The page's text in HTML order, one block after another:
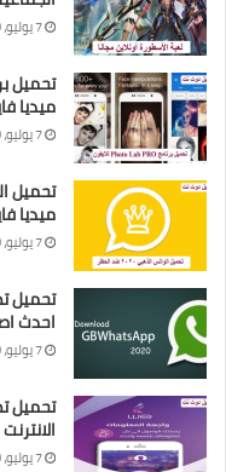
7 يوليو، 2020
ميديا
7 يوليو، 2020
ميديا
7 يوليو، 2020
احدث
7 يوليو، 2020
7 يوليو، 2020